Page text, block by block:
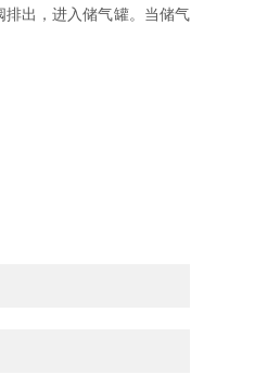
出，进入储气罐。当储气